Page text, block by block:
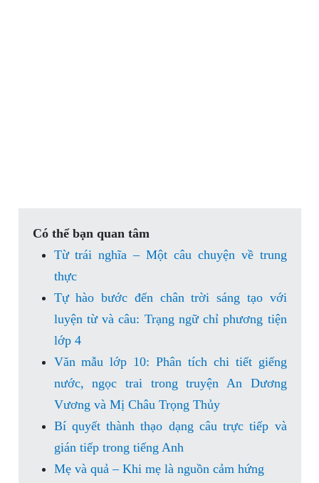
Có thể bạn quan tâm
Từ trái nghĩa – Một câu chuyện về trung
thực
Tự hào bước đến chân trời sáng tạo với
luyện từ và câu: Trạng ngữ chỉ phương tiện
lớp 4
Văn mẫu lớp 10: Phân tích chi tiết giếng
nước, ngọc trai trong truyện An Dương
Vương và Mị Châu Trọng Thủy
Bí quyết thành thạo dạng câu trực tiếp và
gián tiếp trong tiếng Anh
Mẹ và quả – Khi mẹ là nguồn cảm hứng